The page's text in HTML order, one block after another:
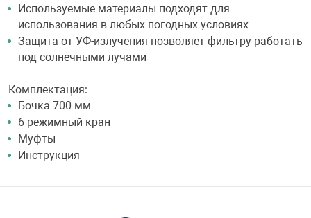
Используемые материалы подходят для
использования в любых погодных условиях
Защита от УФ-излучения позволяет фильтру работать
под солнечными лучами
Комплектация:
Бочка 700 мм
6-режимный кран
Муфты
Инструкция